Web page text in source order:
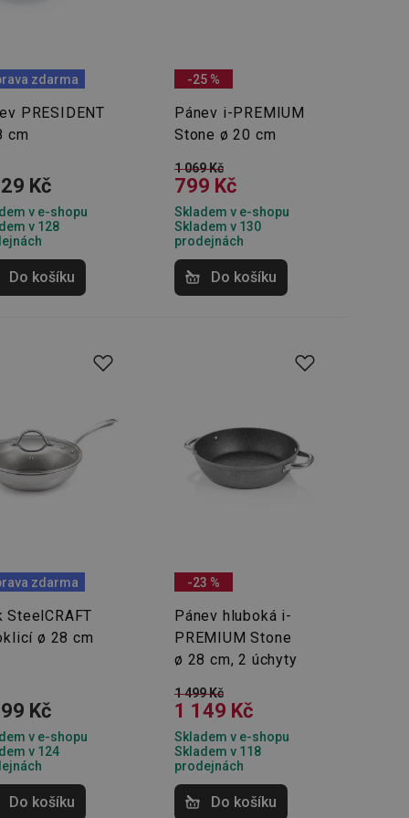
zdarma
PRESIDENT
cm
Kč
v e-shopu
v 128
Do košíku
-25 %
Pánev i-PREMIUM
Stone ø 20 cm
1 069 Kč
799 Kč
Skladem v e-shopu
Skladem v 130
prodejnách
Do košíku
zdarma
SteelCRAFT
ø 28 cm
Kč
v e-shopu
v 124
Do košíku
-23 %
Pánev hluboká i-
PREMIUM Stone
ø 28 cm, 2 úchyty
1 499 Kč
1 149 Kč
Skladem v e-shopu
Skladem v 118
prodejnách
Do košíku
k
Script.com
lidmi a roboty.
platné zprávy o
uživatele
zlepšení
konkrétnímu
na několika
výkon v
Používá
zařízení, která
a zlepšila
o chování
cílem je
o chování
cílem je
výkonnosti a
jejich prohlížení
údajů
webových
obsahu nebo
údaje.